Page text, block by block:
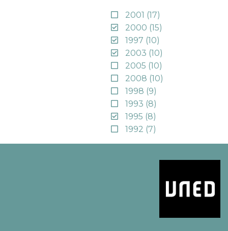
2001 (17)
2000 (15)
1997 (10)
2003 (10)
2005 (10)
2008 (10)
1998 (9)
1993 (8)
1995 (8)
1992 (7)